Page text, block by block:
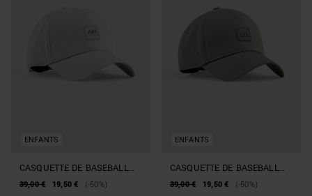
ENFANTS
CASQUETTE DE BASEBALL
EN POPLINE AVEC LOGO
39,00 € 19,50 €
(-50%)
ENFANTS
CASQUETTE DE BASEBALL
EN POPLINE AVEC LOGO
39,00 € 19,50 €
(-50%)